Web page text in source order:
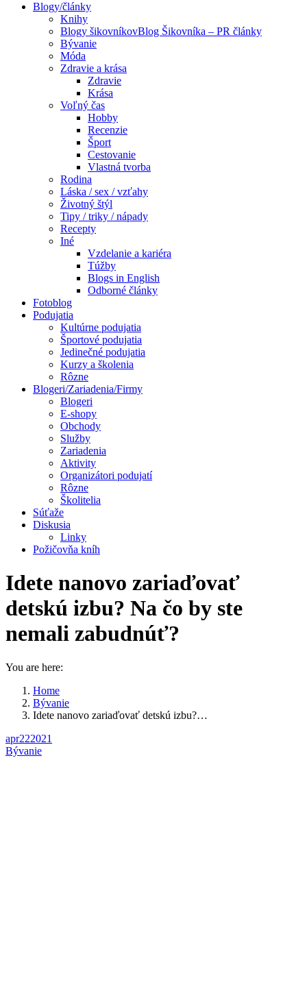
Blogy/články
Knihy
Blogy šikovníkovBlog Šikovníka – PR články
Bývanie
Móda
Zdravie a krása
Zdravie
Krása
Voľný čas
Hobby
Recenzie
Šport
Cestovanie
Vlastná tvorba
Rodina
Láska / sex / vzťahy
Životný štýl
Tipy / triky / nápady
Recepty
Iné
Vzdelanie a kariéra
Túžby
Blogs in English
Odborné články
Fotoblog
Podujatia
Kultúrne podujatia
Športové podujatia
Jedinečné podujatia
Kurzy a školenia
Rôzne
Blogeri/Zariadenia/Firmy
Blogeri
E-shopy
Obchody
Služby
Zariadenia
Aktivity
Organizátori podujatí
Rôzne
Školitelia
Súťaže
Diskusia
Linky
Požičovňa kníh
Idete nanovo zariaďovať
detskú izbu? Na čo by ste
nemali zabudnúť?
You are here:
Home
Bývanie
Idete nanovo zariaďovať detskú izbu?…
apr222021
Bývanie